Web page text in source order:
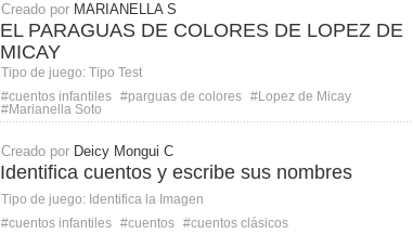
Creado por MARIANELLA S
EL PARAGUAS DE COLORES DE LOPEZ DE
MICAY
Tipo de juego: Tipo Test
#cuentos infantiles #parguas de colores #Lopez de Micay
#Marianella Soto
Creado por Deicy Mongui C
Identifica cuentos y escribe sus nombres
Tipo de juego: Identifica la Imagen
#cuentos infantiles #cuentos #cuentos clásicos